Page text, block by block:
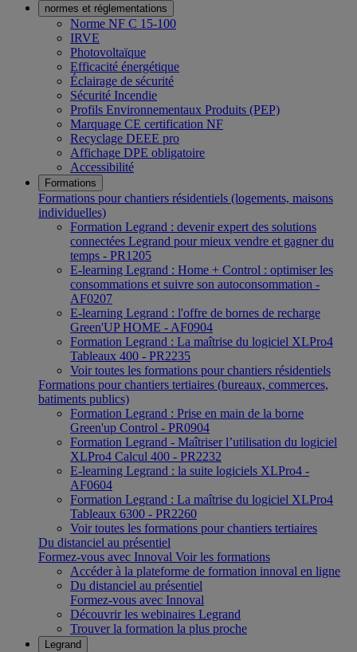
normes et réglementations
Norme NF C 15-100
IRVE
Photovoltaïque
Efficacité énergétique
Éclairage de sécurité
Sécurité Incendie
Profils Environnementaux Produits (PEP)
Marquage CE certification NF
Recyclage DEEE pro
Affichage DPE obligatoire
Accessibilité
Formations
Formations pour chantiers résidentiels (logements, maisons
individuelles)
Formation Legrand : devenir expert des solutions
connectées Legrand pour mieux vendre et gagner du
temps - PR1205
E-learning Legrand : Home + Control : optimiser les
consommations et suivre son autoconsommation -
AF0207
E-learning Legrand : l'offre de bornes de recharge
Green'UP HOME - AF0904
Formation Legrand : La maîtrise du logiciel XLPro4
Tableaux 400 - PR2235
Voir toutes les formations pour chantiers résidentiels
Formations pour chantiers tertiaires (bureaux, commerces,
batiments publics)
Formation Legrand : Prise en main de la borne
Green'up Control - PR0904
Formation Legrand - Maîtriser l’utilisation du logiciel
XLPro4 Calcul 400 - PR2232
E-learning Legrand : la suite logiciels XLPro4 -
AF0604
Formation Legrand : La maîtrise du logiciel XLPro4
Tableaux 6300 - PR2260
Voir toutes les formations pour chantiers tertiaires
Du distanciel au présentiel
Formez-vous avec Innoval Voir les formations
Accéder à la plateforme de formation innoval en ligne
Du distanciel au présentiel
Formez-vous avec Innoval
Découvrir les webinaires Legrand
Trouver la formation la plus proche
Legrand